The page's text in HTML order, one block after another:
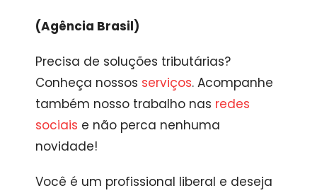
(Agência Brasil)
Precisa de soluções tributárias?
Conheça nossos serviços. Acompanhe
também nosso trabalho nas redes
sociais e não perca nenhuma
novidade!
Você é um profissional liberal e deseja